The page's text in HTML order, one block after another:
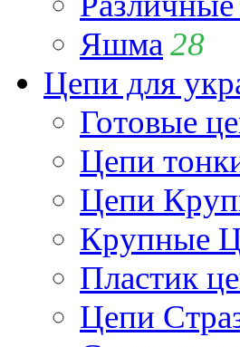
Яшма 28
Цепи для
Готовые
Цепи
Цепи
Крупные
Пластик
Цепи